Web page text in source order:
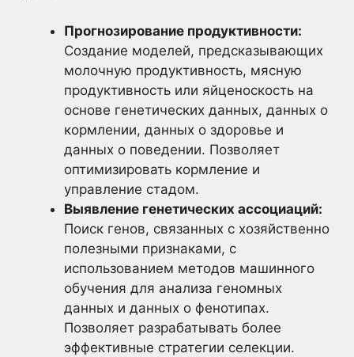
Прогнозирование продуктивности:
Создание моделей, предсказывающих
молочную продуктивность, мясную
продуктивность или яйценоскость на
основе генетических данных, данных о
кормлении, данных о здоровье и
данных о поведении. Позволяет
оптимизировать кормление и
управление стадом.
Выявление генетических ассоциаций:
Поиск генов, связанных с хозяйственно
полезными признаками, с
использованием методов машинного
обучения для анализа геномных
данных и данных о фенотипах.
Позволяет разрабатывать более
эффективные стратегии селекции.